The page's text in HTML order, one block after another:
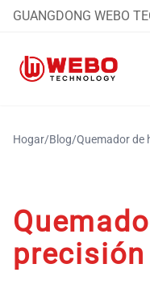
GUANGDONG WEBO
Hogar/Blog/Quemador de